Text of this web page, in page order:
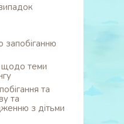
щодо теми
та
та
з дітьми